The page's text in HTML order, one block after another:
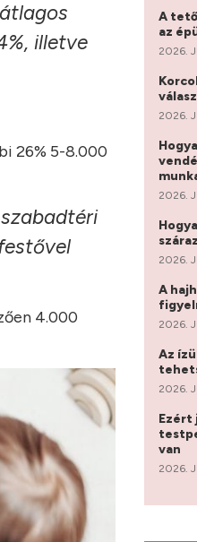
illetve
26% 5-8.000
4.000
A
az
2026.
2026.
2026.
2026.
A
2026.
Az
2026.
Ezért
van
2026.